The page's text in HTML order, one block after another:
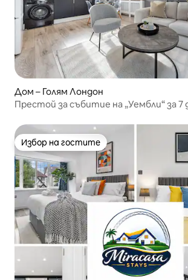
Дом – Голям Лондон
Престой за събитие на „Уембли“ за 7
Избор на гостите
Избор на гостите